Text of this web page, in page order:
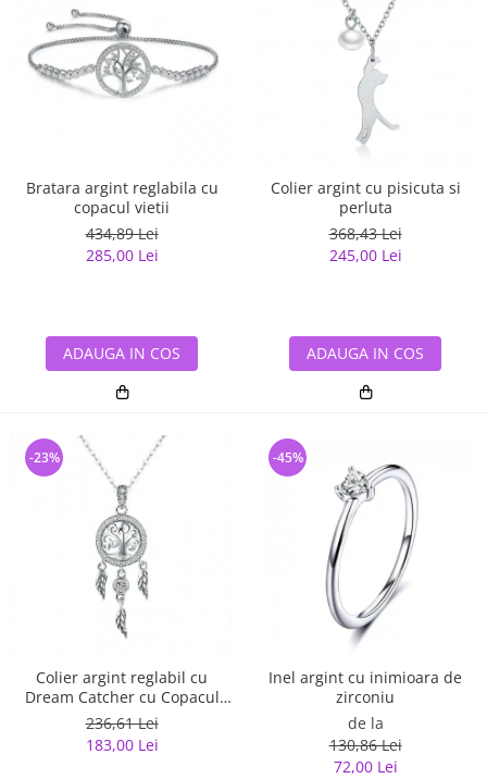
Bratara argint reglabila cu
copacul vietii
434,89 Lei
285,00 Lei
ADAUGA IN COS
Colier argint cu pisicuta si
perluta
368,43 Lei
245,00 Lei
ADAUGA IN COS
Colier argint reglabil cu
Dream Catcher cu Copacul
Vietii
236,61 Lei
183,00 Lei
-23%
Inel argint cu inimioara de
zirconiu
de la
130,86 Lei
72,00 Lei
-45%